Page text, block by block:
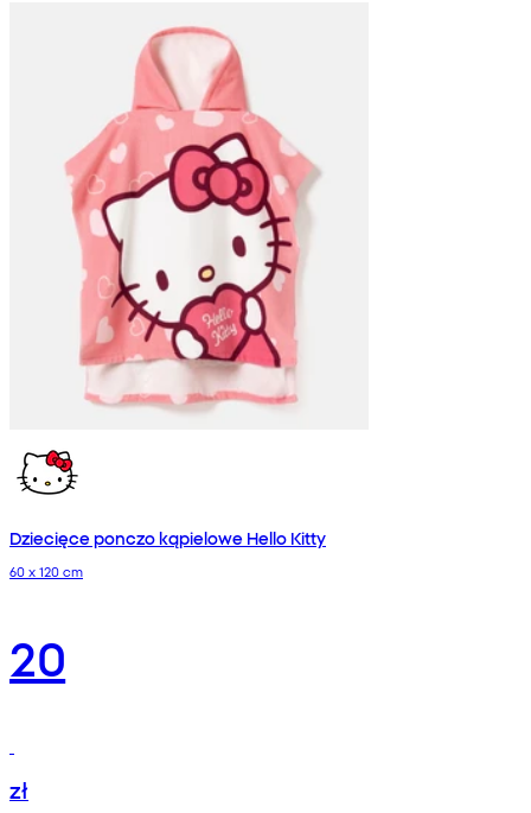
Dziecięce ponczo kąpielowe Hello Kitty
60 x 120 cm
20
zł